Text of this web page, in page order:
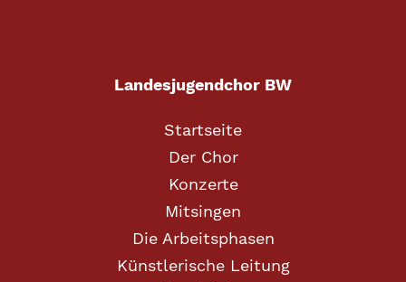
Landesjugendchor BW
Startseite
Der Chor
Konzerte
Mitsingen
Die Arbeitsphasen
Künstlerische Leitung